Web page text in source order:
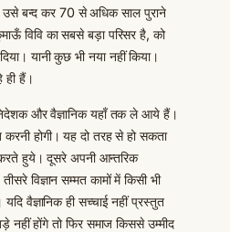
बन्द कर 70 से अधिक साल पुराने
विवि का सबसे बड़ा परिसर है, को
यानी कुछ भी नया नहीं किया।
ही हैं।
और वैज्ञानिक यहाँ तक ले आये हैं।
होगी। यह दो तरह से हो सकता
हुये। दूसरे अपनी आन्तरिक
विज्ञान सम्मत कामों में किसी भी
वैज्ञानिक ही सच्चाई नहीं प्रस्तुत
होंगे तो फिर समाज किससे उम्मीद